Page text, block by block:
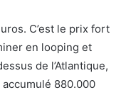
C’est le prix fort
en looping et
de l’Atlantique,
880.000